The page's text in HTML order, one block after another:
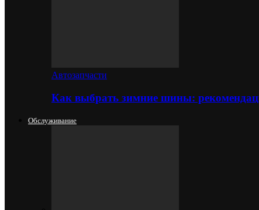
Автозапчасти
Как выбрать зимние шины:
Обслуживание